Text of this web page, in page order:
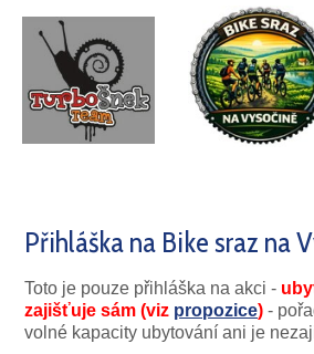
Přihláška na Bike sraz na
Toto je pouze přihláška na akci -
zajišťuje sám (viz propozice) -
volné kapacity ubytování ani je